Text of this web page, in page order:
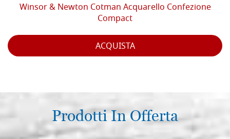
Winsor & Newton Cotman Acquarello Confezione
Compact
ACQUISTA
Prodotti In Offerta